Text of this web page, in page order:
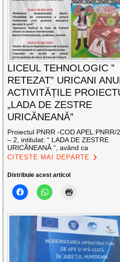
LICEUL TEHNOLOGIC ”
RETEZAT” URICANI
ACTIVITĂȚILE
„LADA DE ZESTRE
URICĂNEANĂ”
Proiectul PNRR -COD APEL:PNRR/
– 2, intitulat: “ LADA DE ZESTRE
URICĂNEANĂ “, având ca
CITEȘTE MAI DEPARTE
Distribuie acest articol